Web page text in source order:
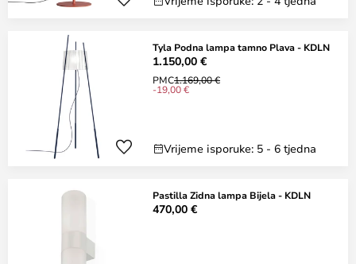
Tyla Podna lampa tamno Plava - KDLN
1.150,00 €
PMC1.169,00 €
-19,00 €
Vrijeme isporuke: 5 - 6 tjedna
Pastilla Zidna lampa Bijela - KDLN
470,00 €